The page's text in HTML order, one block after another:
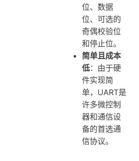
位、数据
位、可选的
奇偶校验位
和停止位。
简单且成本
低：由于硬
件实现简
单，UART是
许多微控制
器和通信设
备的首选通
信协议。